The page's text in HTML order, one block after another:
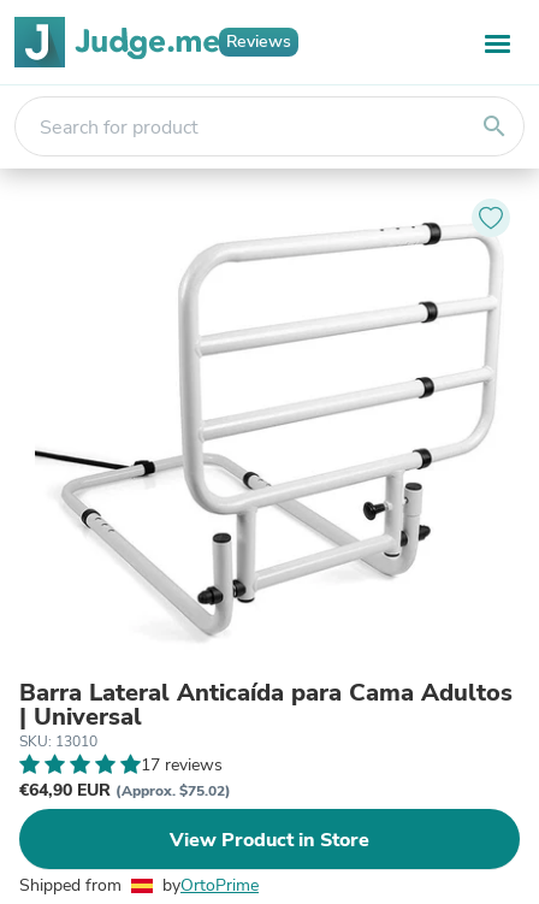
Reviews
search
Barra Lateral Anticaída para Cama Adultos
| Universal
SKU: 13010
17 reviews
€64,90 EUR (Approx. $75.02)
View Product in Store
Shipped from byOrtoPrime